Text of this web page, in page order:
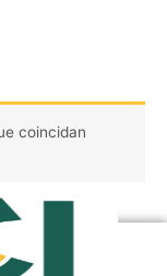
coincidan